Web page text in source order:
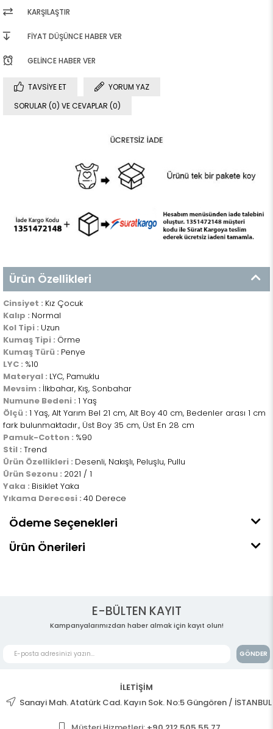
KARŞILAŞTIR
FIYAT DÜŞÜNCE HABER VER
GELINCE HABER VER
TAVSIYE ET
YORUM YAZ
SORULAR (0) VE CEVAPLAR (0)
Ürün Özellikleri
Cinsiyet : Kız Çocuk
Kalıp : Normal
Kol Tipi : Uzun
Kumaş Tipi : Örme
Kumaş Türü : Penye
LYC : %10
Materyal : LYC, Pamuklu
Mevsim : İlkbahar, Kış, Sonbahar
Numune Bedeni : 1 Yaş
Ölçü : 1 Yaş, Alt Yarım Bel 21 cm, Alt Boy 40 cm, Bedenler arası 1 cm
fark bulunmaktadır., Üst Boy 35 cm, Üst En 28 cm
Pamuk-Cotton : %90
Stil : Trend
Ürün Özellikleri : Desenli, Nakışlı, Peluşlu, Pullu
Ürün Sezonu : 2021 / 1
Yaka : Bisiklet Yaka
Yıkama Derecesi : 40 Derece
Ödeme Seçenekleri
Ürün Önerileri
E-BÜLTEN KAYIT
Kampanyalarımızdan haber almak için kayıt olun!
GÖNDER
İLETİŞİM
Sanayi Mah. Atatürk Cad. Kayın Sok. No:5 Güngören / İSTANBUL